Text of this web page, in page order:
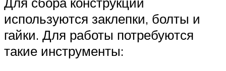
используются заклепки, болты и
гайки. Для работы потребуются
такие инструменты: